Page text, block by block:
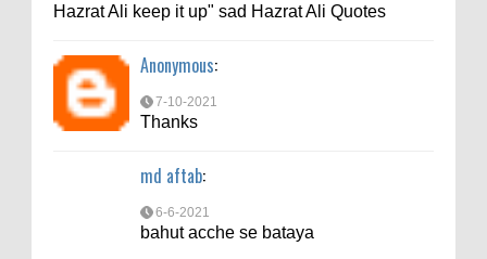
Hazrat Ali keep it up" sad Hazrat Ali Quotes
Anonymous:
7-10-2021
Thanks
md aftab:
6-6-2021
bahut acche se bataya